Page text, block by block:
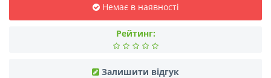
Немає в наявності
Рейтинг:
Залишити відгук